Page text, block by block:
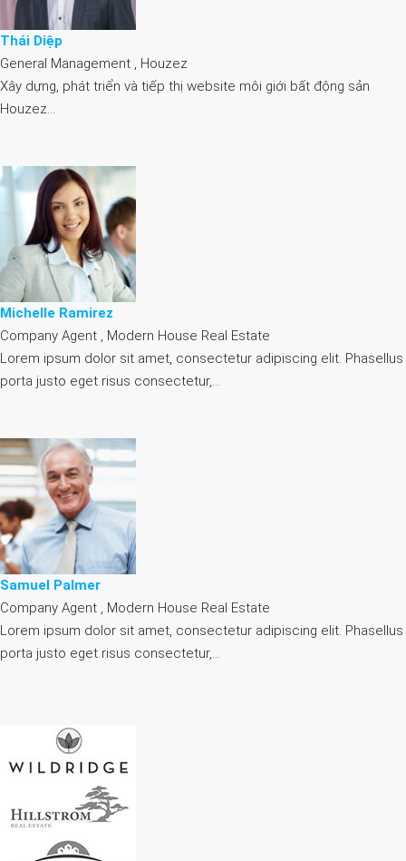
Thái Diệp
General Management , Houzez
Xây dựng, phát triển và tiếp thị website môi giới bất động sản
Houzez…
Michelle Ramirez
Company Agent , Modern House Real Estate
Lorem ipsum dolor sit amet, consectetur adipiscing elit. Phasellus
porta justo eget risus consectetur,…
Samuel Palmer
Company Agent , Modern House Real Estate
Lorem ipsum dolor sit amet, consectetur adipiscing elit. Phasellus
porta justo eget risus consectetur,…